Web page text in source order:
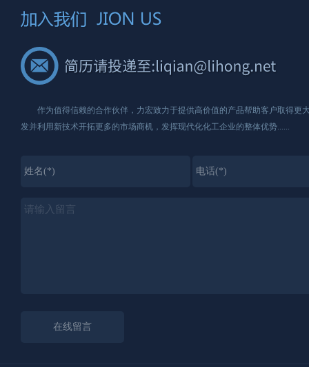
作为值得信赖的合作伙伴，力宏致力于提供高价值的产品帮助客户取得更
发并利用新技术开拓更多的市场商机，发挥现代化化工企业的整体优势......